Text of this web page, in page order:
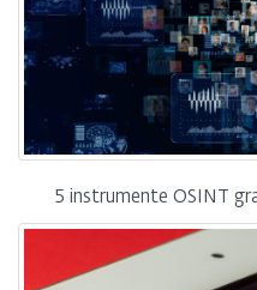
5 instrumente OSINT